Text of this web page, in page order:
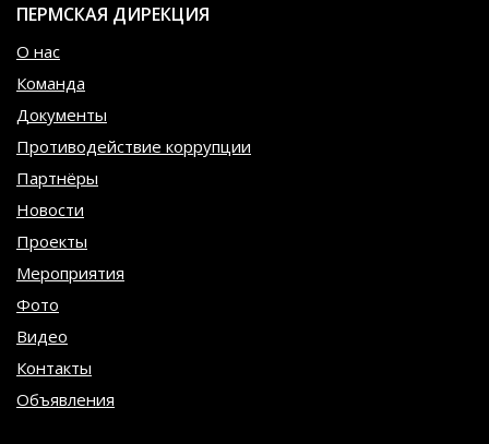
ПЕРМСКАЯ ДИРЕКЦИЯ
О нас
Команда
Документы
Противодействие коррупции
Партнёры
Новости
Проекты
Мероприятия
Фото
Видео
Контакты
Объявления